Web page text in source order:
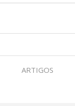
ARTIGOS